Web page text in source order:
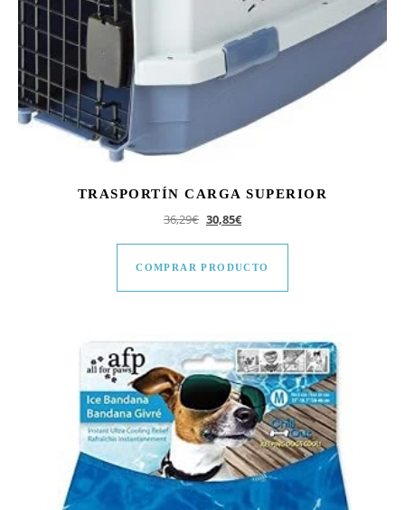
TRASPORTÍN CARGA SUPERIOR
36,29€ El precio original era: 36,29€.
30,85€El precio actual es: 30,85€.
COMPRAR PRODUCTO